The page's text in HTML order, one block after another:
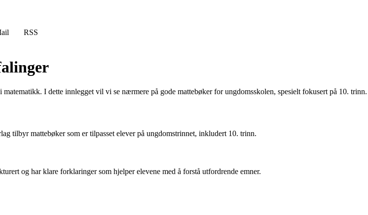
RSS
I dette innlegget vil vi se nærmere på gode mattebøker for ungdomsskolen, spesielt fokusert på 10. trinn.
tilbyr mattebøker som er tilpasset elever på ungdomstrinnet, inkludert 10. trinn.
og har klare forklaringer som hjelper elevene med å forstå utfordrende emner.